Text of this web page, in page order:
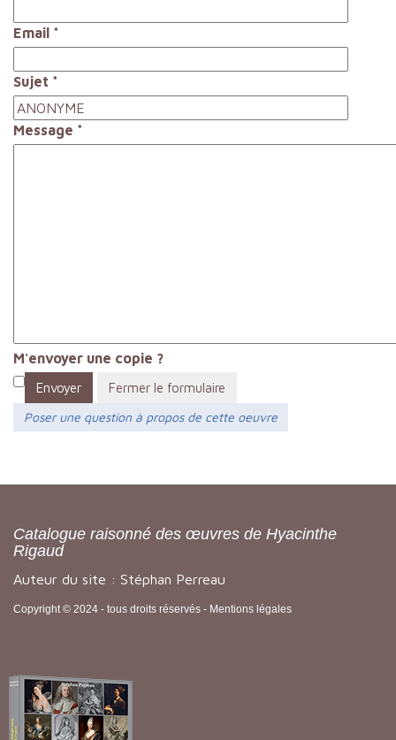
Email *
Sujet *
Message *
M'envoyer une copie ?
Envoyer
Fermer le formulaire
Poser une question à propos de cette oeuvre
Catalogue raisonné des œuvres de Hyacinthe
Rigaud
Auteur du site : Stéphan Perreau
Copyright © 2024 - tous droits réservés - Mentions légales